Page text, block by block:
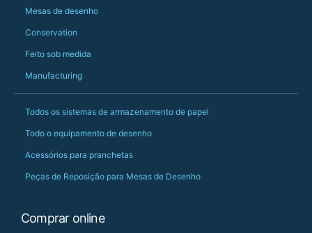
Mesas de desenho
Conservation
Feito sob medida
Manufacturing
Todos os sistemas de armazenamento de papel
Todo o equipamento de desenho
Acessórios para pranchetas
Peças de Reposição para Mesas de Desenho
Comprar online